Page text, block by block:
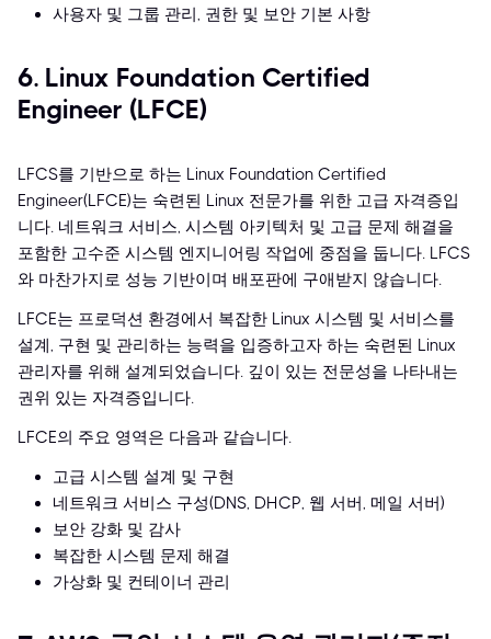
사용자 및 그룹 관리, 권한 및 보안 기본 사항
6. Linux Foundation Certified
Engineer (LFCE)
LFCS를 기반으로 하는 Linux Foundation Certified
Engineer(LFCE)는 숙련된 Linux 전문가를 위한 고급 자격증입
니다. 네트워크 서비스, 시스템 아키텍처 및 고급 문제 해결을
포함한 고수준 시스템 엔지니어링 작업에 중점을 둡니다. LFCS
와 마찬가지로 성능 기반이며 배포판에 구애받지 않습니다.
LFCE는 프로덕션 환경에서 복잡한 Linux 시스템 및 서비스를
설계, 구현 및 관리하는 능력을 입증하고자 하는 숙련된 Linux
관리자를 위해 설계되었습니다. 깊이 있는 전문성을 나타내는
권위 있는 자격증입니다.
LFCE의 주요 영역은 다음과 같습니다.
고급 시스템 설계 및 구현
네트워크 서비스 구성(DNS, DHCP, 웹 서버, 메일 서버)
보안 강화 및 감사
복잡한 시스템 문제 해결
가상화 및 컨테이너 관리